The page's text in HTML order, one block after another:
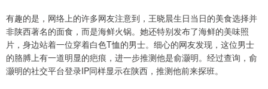
有趣的是，网络上的许多网友注意到，王晓晨生日当日的美食选择并
非陕西著名的面食，而是海鲜火锅。她还特别发布了海鲜的美味照
片，身边站着一位穿着白色T恤的男士。细心的网友发现，这位男士
的胳膊上有一道明显的疤痕，进一步推测他是俞灏明。经过查询，俞
灏明的社交平台登录IP同样显示在陕西，推测他前来探班。